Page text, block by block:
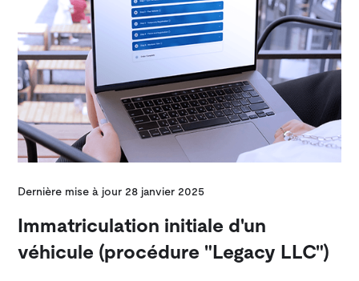
Dernière mise à jour 28 janvier 2025
Immatriculation initiale d'un
véhicule (procédure "Legacy LLC")